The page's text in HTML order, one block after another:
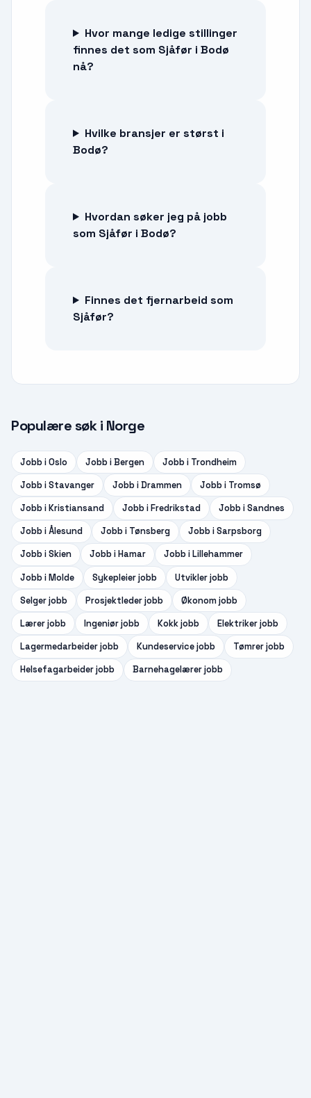
Hvor mange ledige stillinger
finnes det som Sjåfør i Bodø
nå?
Hvilke bransjer er størst i
Bodø?
Hvordan søker jeg på jobb
som Sjåfør i Bodø?
Finnes det fjernarbeid som
Sjåfør?
Populære søk i Norge
Jobb iOslo Jobb iBergen Jobb i Trondheim
Jobb iStavanger Jobb iDrammen Jobb i Tromsø
Jobb iKristiansand Jobb iFredrikstad Jobb iSandnes
Jobb iÅlesund Jobb i Tønsberg Jobb iSarpsborg
Jobb iSkien Jobb iHamar Jobb iLillehammer
Jobb iMolde Sykepleierjobb Utviklerjobb
Selgerjobb Prosjektlederjobb Økonomjobb
Lærerjobb Ingeniørjobb Kokkjobb Elektrikerjobb
Lagermedarbeiderjobb Kundeservicejobb Tømrerjobb
Helsefagarbeiderjobb Barnehagelærerjobb